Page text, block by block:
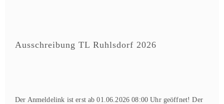
Ausschreibung TL Ruhlsdorf 2026
Der Anmeldelink ist erst ab 01.06.2026 08:00 Uhr geöffnet! Der